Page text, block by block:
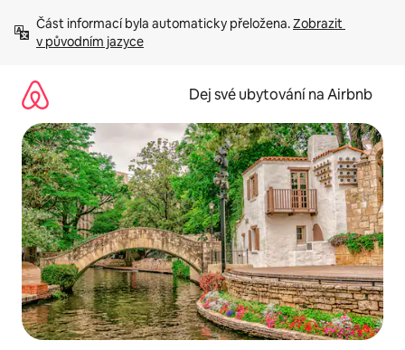
obsah
Část informací byla automaticky přeložena. Zobrazit
v původním jazyce
Dej své ubytování na Airbnb